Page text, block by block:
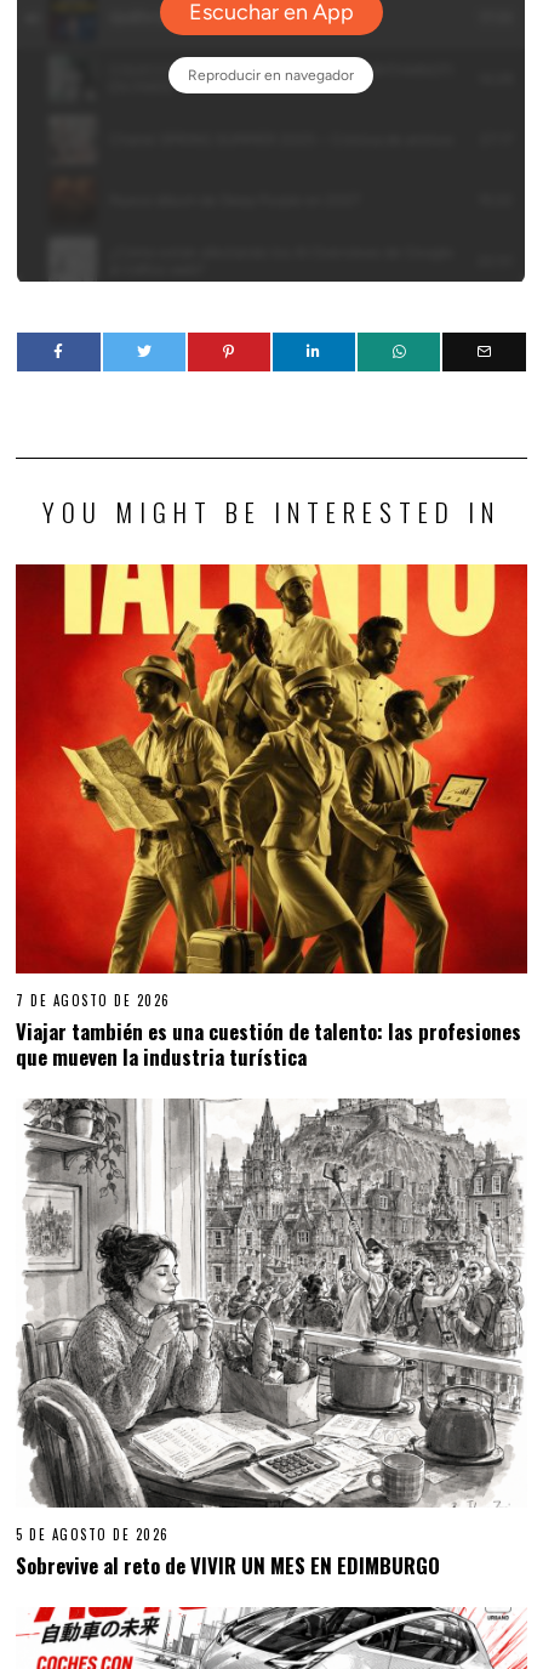
YOU MIGHT BE INTERESTED IN
7 DE AGOSTO DE 2026
Viajar también es una cuestión de talento: las profesiones
que mueven la industria turística
5 DE AGOSTO DE 2026
Sobrevive al reto de VIVIR UN MES EN EDIMBURGO